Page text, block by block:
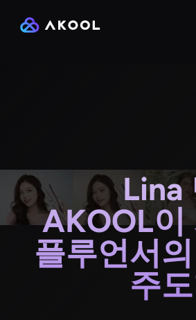
Lina
AKOOL이
플루언서
주